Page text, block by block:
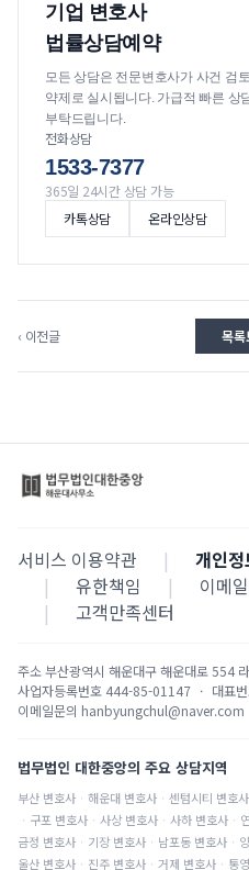
기업 변호사
법률상담예약
모든 상담은 전문변호사가 사건 검
약제로 실시됩니다. 가급적 빠른 상
부탁드립니다.
전화상담
1533-7377
365일 24시간 상담 가능
카톡상담
온라인상담
‹ 이전글 목록
서비스 이용약관 | 개인
|
유한책임 |
이메
|
고객만족센터
주소부산광역시 해운대구 해운대로 554
사업자등록번호 444-85-01147 · 대표
이메일문의 hanbyungchul@naver.com
법무법인 대한중앙의 주요 상담지역
부산 변호사 · 해운대 변호사 · 센텀시티 변호사
· 구포 변호사 · 사상 변호사 · 사하 변호사 ·
금정 변호사 · 기장 변호사 · 남포동 변호사 ·
울산 변호사 · 진주 변호사 · 거제 변호사 · 통영